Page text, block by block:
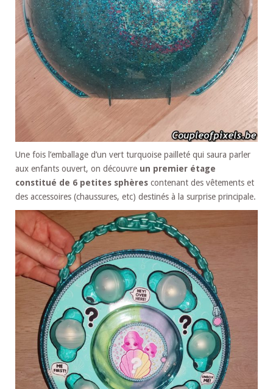
Une fois l’emballage d’un vert turquoise pailleté qui saura parler
aux enfants ouvert, on découvre un premier étage
constitué de 6 petites sphères contenant des vêtements et
des accessoires (chaussures, etc) destinés à la surprise principale.